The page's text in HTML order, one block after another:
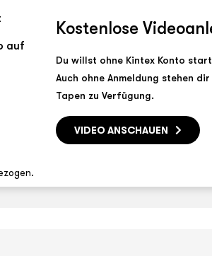
auf
Kostenlose
Du willst ohne Kintex Konto
Auch ohne Anmeldung stehen
Tapen zu Verfügung.
VIDEO ANSCHAUEN